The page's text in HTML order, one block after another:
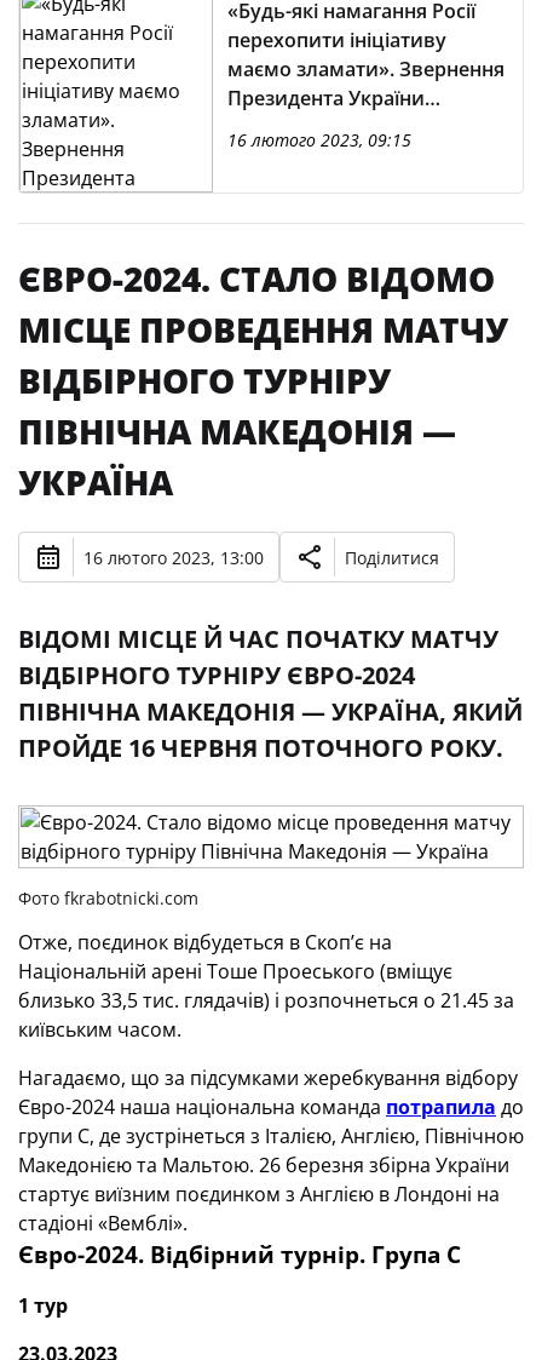
«Будь-які намагання Росії
перехопити ініціативу
маємо зламати». Звернення
Президента України
16 лютого 2023, 09:15
ЄВРО-2024. СТАЛО ВІДОМО
МІСЦЕ ПРОВЕДЕННЯ МАТЧУ
ВІДБІРНОГО ТУРНІРУ
ПІВНІЧНА МАКЕДОНІЯ —
УКРАЇНА
16 лютого 2023, 13:00 Поділитися
ВІДОМІ МІСЦЕ Й ЧАС ПОЧАТКУ МАТЧУ
ВІДБІРНОГО ТУРНІРУ ЄВРО-2024
ПІВНІЧНА МАКЕДОНІЯ — УКРАЇНА, ЯКИЙ
ПРОЙДЕ 16 ЧЕРВНЯ ПОТОЧНОГО РОКУ.
Фото fkrabotnicki.com
Отже, поєдинок відбудеться в Скоп’є на
Національній арені Тоше Проеського (вміщує
близько 33,5 тис. глядачів) і розпочнеться о 21.45 за
київським часом.
Нагадаємо, що за підсумками жеребкування відбору
Євро-2024 наша національна команда потрапила до
групи С, де зустрінеться з Італією, Англією, Північною
Македонією та Мальтою. 26 березня збірна України
стартує виїзним поєдинком з Англією в Лондоні на
стадіоні «Вемблі».
Євро-2024. Відбірний турнір. Група С
1 тур
23.03.2023